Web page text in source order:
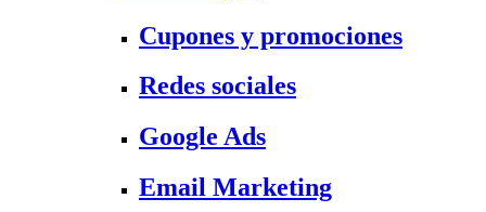
Cupones y promociones
Redes sociales
Google Ads
Email Marketing